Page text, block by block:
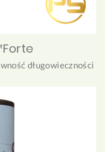
długowieczności